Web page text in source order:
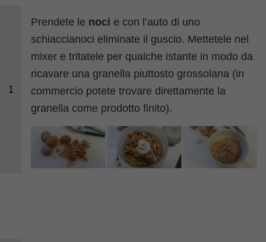
1
Prendete le noci e con l’auto di uno
schiaccianoci eliminate il guscio. Mettetele nel
mixer e tritatele per qualche istante in modo da
ricavare una granella piuttosto grossolana (in
commercio potete trovare direttamente la
granella come prodotto finito).